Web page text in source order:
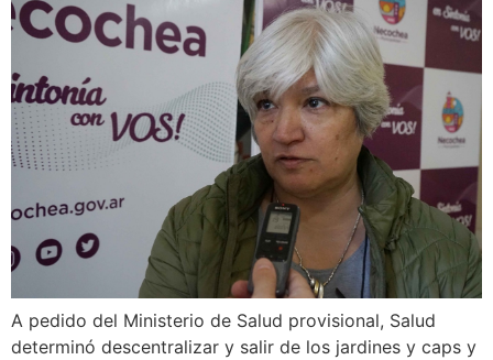
A pedido del Ministerio de Salud provisional, Salud
determinó descentralizar y salir de los jardines y caps y